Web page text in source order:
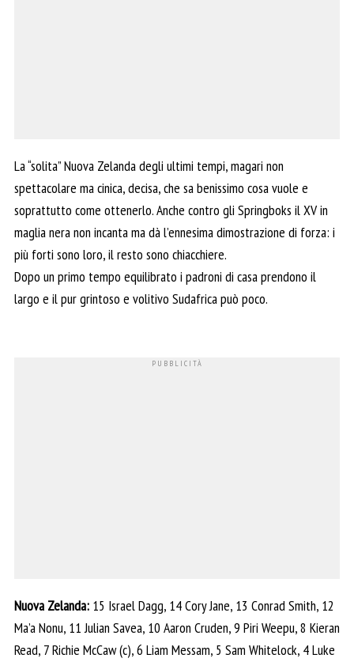
La “solita” Nuova Zelanda degli ultimi tempi, magari non
spettacolare ma cinica, decisa, che sa benissimo cosa vuole e
soprattutto come ottenerlo. Anche contro gli Springboks il XV in
maglia nera non incanta ma dà l’ennesima dimostrazione di forza: i
più forti sono loro, il resto sono chiacchiere.
Dopo un primo tempo equilibrato i padroni di casa prendono il
largo e il pur grintoso e volitivo Sudafrica può poco.
Nuova Zelanda: 15 Israel Dagg, 14 Cory Jane, 13 Conrad Smith, 12
Ma’a Nonu, 11 Julian Savea, 10 Aaron Cruden, 9 Piri Weepu, 8 Kieran
Read, 7 Richie McCaw (c), 6 Liam Messam, 5 Sam Whitelock, 4 Luke